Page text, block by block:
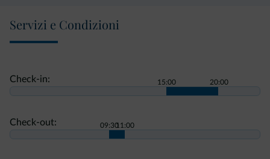
Servizi e Condizioni
Check-in: 15:00 20:00
Check-out: 09:3011:00